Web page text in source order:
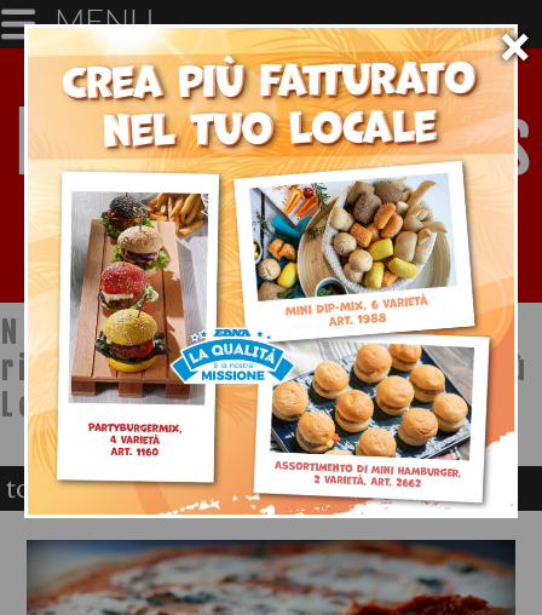
×
MENU
Notizie dal mondo della
ristorazione a cura di Ristopiù
Lombardia SpA
tortellino